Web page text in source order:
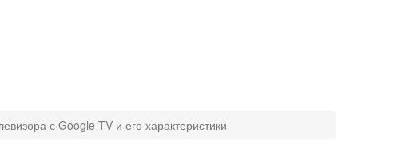
с Google TV и его характеристики